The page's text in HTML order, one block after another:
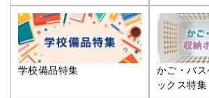
学校備品特集
かご・バ
ックス特集